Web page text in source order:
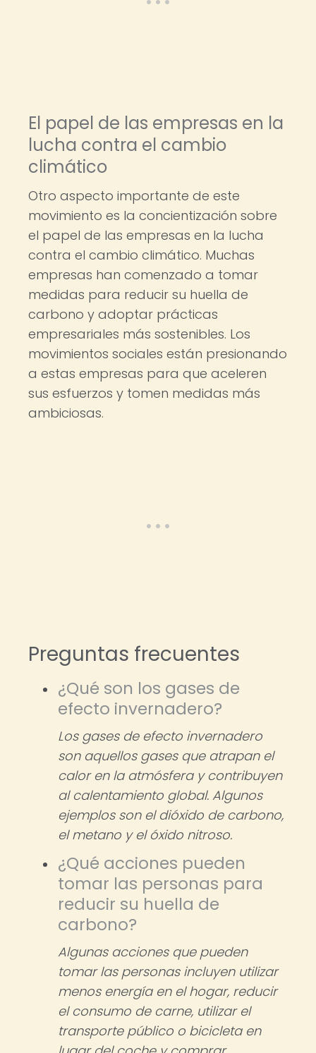
El papel de las empresas en la
lucha contra el cambio
climático
Otro aspecto importante de este
movimiento es la concientización sobre
el papel de las empresas en la lucha
contra el cambio climático. Muchas
empresas han comenzado a tomar
medidas para reducir su huella de
carbono y adoptar prácticas
empresariales más sostenibles. Los
movimientos sociales están presionando
a estas empresas para que aceleren
sus esfuerzos y tomen medidas más
ambiciosas.
Preguntas frecuentes
¿Qué son los gases de
efecto invernadero?
Los gases de efecto invernadero
son aquellos gases que atrapan el
calor en la atmósfera y contribuyen
al calentamiento global. Algunos
ejemplos son el dióxido de carbono,
el metano y el óxido nitroso.
¿Qué acciones pueden
tomar las personas para
reducir su huella de
carbono?
Algunas acciones que pueden
tomar las personas incluyen utilizar
menos energía en el hogar, reducir
el consumo de carne, utilizar el
transporte público o bicicleta en